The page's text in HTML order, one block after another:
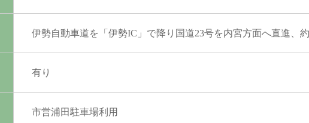
伊勢自動車道を「伊勢IC」で降り国道23号を内宮方面へ直進、
有り
市営浦田駐車場利用